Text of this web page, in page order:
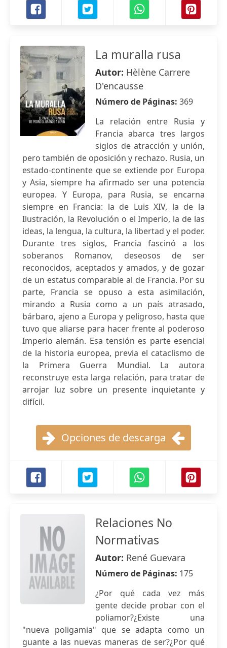
La muralla rusa
Autor: Hèlène Carrere
D'encausse
Número de Páginas: 369
La relación entre Rusia y
Francia abarca tres largos
siglos de atracción y unión,
pero también de oposición y rechazo. Rusia, un
estado-continente que se extiende por Europa
y Asia, siempre ha afirmado ser una potencia
europea. Y Europa, para Rusia, se encarna
siempre en Francia: la de Luis XIV, la de la
Ilustración, la Revolución o el Imperio, la de las
ideas, la lengua, la cultura, la libertad y el poder.
Durante tres siglos, Francia fascinó a los
soberanos Romanov, deseosos de ser
reconocidos, aceptados y amados, y de gozar
de un estatus comparable al de Francia. Por su
parte, Francia se opuso a esta asimilación,
mirando a Rusia como a un país atrasado,
bárbaro, ajeno a Europa y peligroso, hasta que
tuvo que aliarse para hacer frente al poderoso
Imperio alemán. Esa tensión es parte esencial
de la historia europea, previa el cataclismo de
la Primera Guerra Mundial. La autora
reconstruye esta larga relación, para tratar de
arrojar luz sobre un presente inquietante y
difícil.
Opciones de descarga
Relaciones No
Normativas
Autor: René Guevara
Número de Páginas: 175
¿Por qué cada vez más
gente decide probar con el
poliamor?¿Existe una
"nueva poligamia" que se adapta como un
guante a las nuevas maneras de ser?¿Por qué